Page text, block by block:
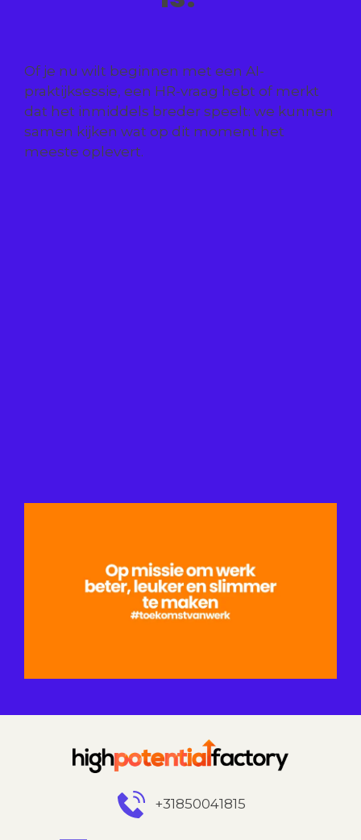
Of je nu wilt beginnen met een AI-
praktijksessie, een HR-vraag hebt of merkt
dat het inmiddels breder speelt: we kunnen
samen kijken wat op dit moment het
meeste oplevert.
+31850041815